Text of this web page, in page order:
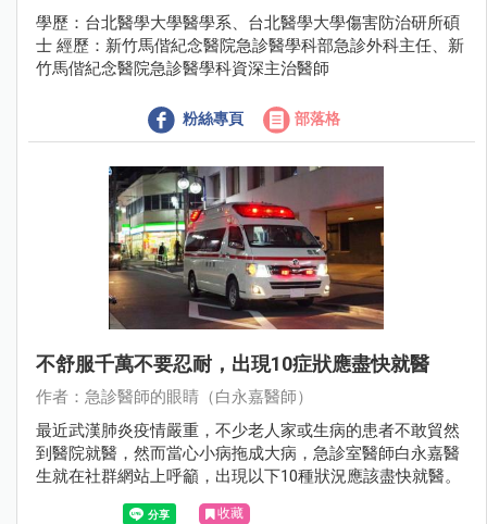
學歷：台北醫學大學醫學系、台北醫學大學傷害防治研所碩
士 經歷：新竹馬偕紀念醫院急診醫學科部急診外科主任、新
竹馬偕紀念醫院急診醫學科資深主治醫師
粉絲專頁 部落格
不舒服千萬不要忍耐，出現10症狀應盡快就醫
作者：急診醫師的眼睛（白永嘉醫師）
最近武漢肺炎疫情嚴重，不少老人家或生病的患者不敢貿然
到醫院就醫，然而當心小病拖成大病，急診室醫師白永嘉醫
生就在社群網站上呼籲，出現以下10種狀況應該盡快就醫。
收藏